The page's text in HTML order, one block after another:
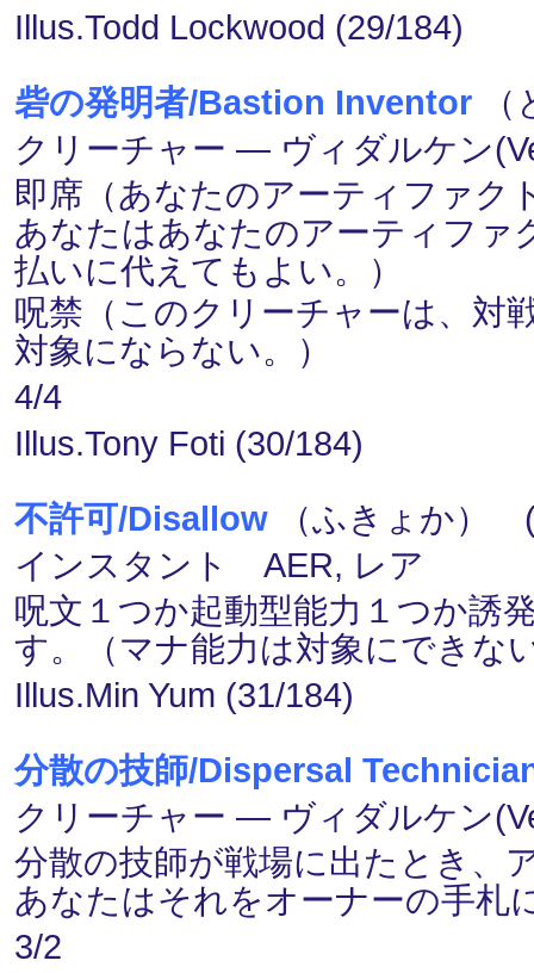
Illus.Todd Lockwood (29/184)
砦の発明者/Bastion Inventor
クリーチャー ― ヴィダルケン
即席（あなたのアーティファク
あなたはあなたのアーティファ
払いに代えてもよい。）
呪禁（このクリーチャーは、対
対象にならない。）
4/4
Illus.Tony Foti (30/184)
不許可/Disallow （ふきょか）
インスタント AER, レア
呪文１つか起動型能力１つか誘
す。（マナ能力は対象にできな
Illus.Min Yum (31/184)
分散の技師/Dispersal
クリーチャー ― ヴィダルケン
分散の技師が戦場に出たとき、
あなたはそれをオーナーの手札
3/2